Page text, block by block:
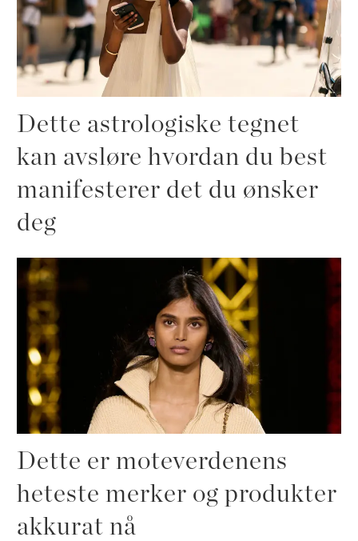
Dette astrologiske tegnet
kan avsløre hvordan du best
manifesterer det du ønsker
deg
Dette er moteverdenens
heteste merker og produkter
akkurat nå